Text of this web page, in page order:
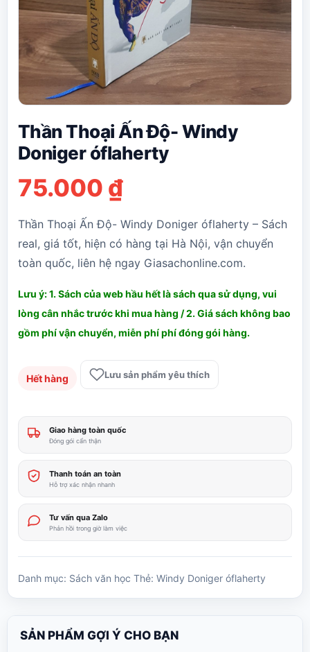
Thần Thoại Ấn Độ- Windy
Doniger óflaherty
75.000 ₫
Thần Thoại Ấn Độ- Windy Doniger óflaherty – Sách
real, giá tốt, hiện có hàng tại Hà Nội, vận chuyển
toàn quốc, liên hệ ngay Giasachonline.com.
Lưu ý: 1. Sách của web hầu hết là sách qua sử dụng, vui
lòng cân nhắc trước khi mua hàng / 2. Giá sách không bao
gồm phí vận chuyển, miễn phí phí đóng gói hàng.
Hết hàng Lưu sản phẩm yêu thích
Giao hàng toàn quốc
Đóng gói cẩn thận
Thanh toán an toàn
Hỗ trợ xác nhận nhanh
Tư vấn qua Zalo
Phản hồi trong giờ làm việc
Danh mục: Sách văn học Thẻ: Windy Doniger óflaherty
SẢN PHẨM GỢI Ý CHO BẠN